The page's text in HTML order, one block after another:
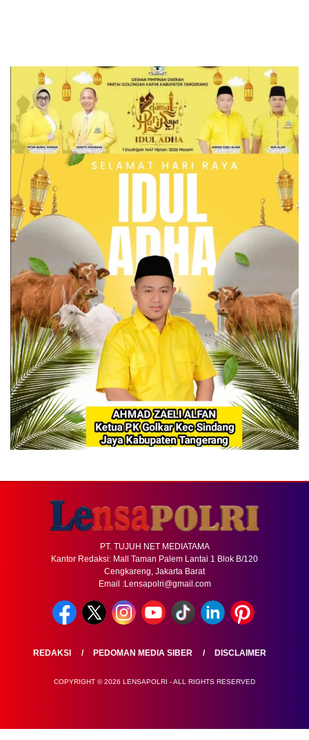
PT. TUJUH NET MEDIATAMA
Kantor Redaksi: Mall Taman Palem Lantai 1 Blok B/120
Cengkareng, Jakarta Barat
Email :Lensapolri@gmail.com
REDAKSI PEDOMAN MEDIA SIBER DISCLAIMER
COPYRIGHT © 2026 LENSAPOLRI - ALL RIGHTS RESERVED